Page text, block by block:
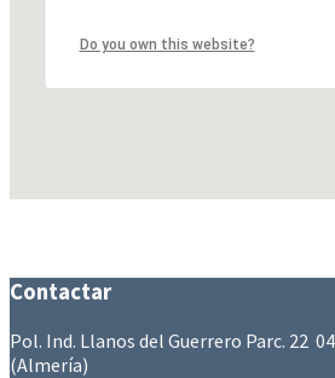
Do you own this website?
Contactar
Pol. Ind. Llanos del Guerrero Parc. 22
(Almería)